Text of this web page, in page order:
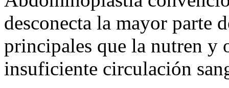
desconecta la mayor parte
principales que la nutren y
insuficiente circulación